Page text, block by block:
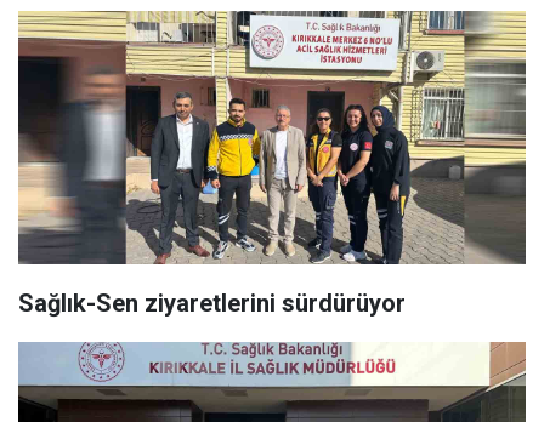
Sağlık-Sen ziyaretlerini sürdürüyor